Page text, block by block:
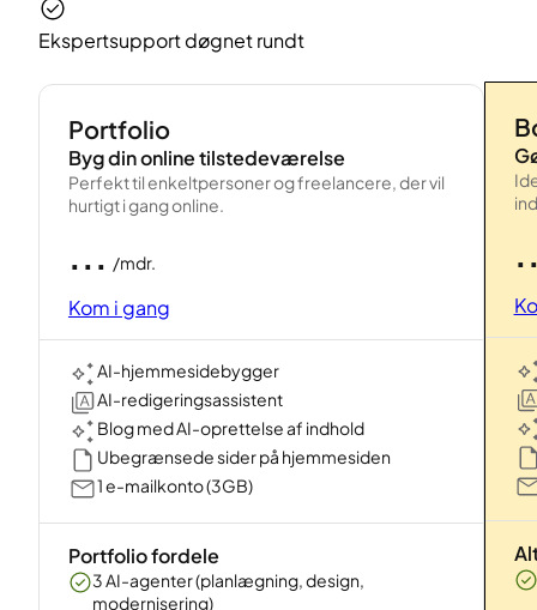
Ekspertsupport døgnet rundt
Portfolio
Byg din online tilstedeværelse
Perfekt til enkeltpersoner og freelancere, der vil
hurtigt i gang online.
... /mdr.
Kom i gang
AI-hjemmesidebygger
AI-redigeringsassistent
Blog med AI-oprettelse af indhold
Ubegrænsede sider på hjemmesiden
1 e-mailkonto (3GB)
Portfolio fordele
3 AI-agenter (planlægning, design,
modernisering)